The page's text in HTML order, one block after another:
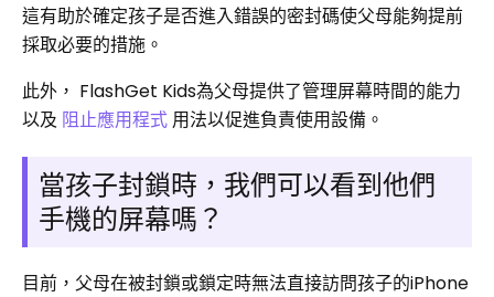
這有助於確定孩子是否進入錯誤的密封碼使父母能夠提前
採取必要的措施。
此外， FlashGet Kids為父母提供了管理屏幕時間的能力
以及 阻止應用程式 用法以促進負責使用設備。
當孩子封鎖時，我們可以看到他們
手機的屏幕嗎？
目前，父母在被封鎖或鎖定時無法直接訪問孩子的iPhone